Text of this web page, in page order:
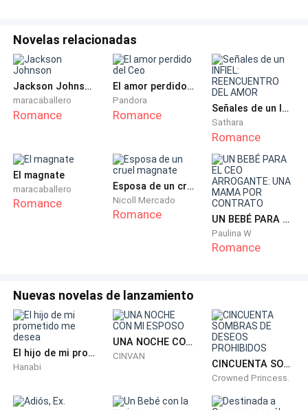
grita
- ¿qué pasa que no la has bañado?, el jefe la necesita -
nos grita y ambas nos ponemos tensas
- ah y ponle esto - el hombre tira una prenda y me
sonríe cuando tomo la prenda, abro mis ojos al ver la
diminuta prenda que me acaba de dar ese hombre, no
ni loca me pondré eso
Novelas relacionadas
Jackson Johnson
maracaballero
Romance
El amor perdido del Ceo
Pandora
Romance Señales de un INFIEL: REENCUENTRO DEL AMOR
Sathara
Romance
El magnate
maracaballero
Romance
Esposa de un cruel magnate
Nicoll Mercado
Romance UN BEBÉ PARA EL CEO ARROGANTE: UNA MAMA POR CONTRATO
Paulina W
Romance
Nuevas novelas de lanzamiento
El hijo de mi prometido me desea
Hanabi
UNA NOCHE CON MI ESPOSO
CINVAN
CINCUENTA SOMBRAS DE DESEOS PROHIBIDOS
Crowned Princess.